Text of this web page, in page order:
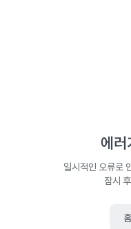
에러
일시적인 오류로
잠시